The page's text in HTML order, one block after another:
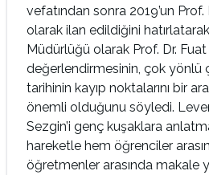
vefatından sonra 2019’un Prof.
olarak ilan edildiğini
Müdürlüğü olarak Prof. Dr. Fuat
değerlendirmesinin, çok yönlü
tarihinin kayıp noktalarını bir
önemli olduğunu söyledi.
Sezgin’i genç kuşaklara
hareketle hem öğrenciler
öğretmenler arasında makale